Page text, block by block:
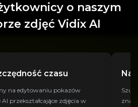
o naszym
zdjęć Vidix AI
czasu
na edytowaniu pokazów
przekształcające zdjęcia w